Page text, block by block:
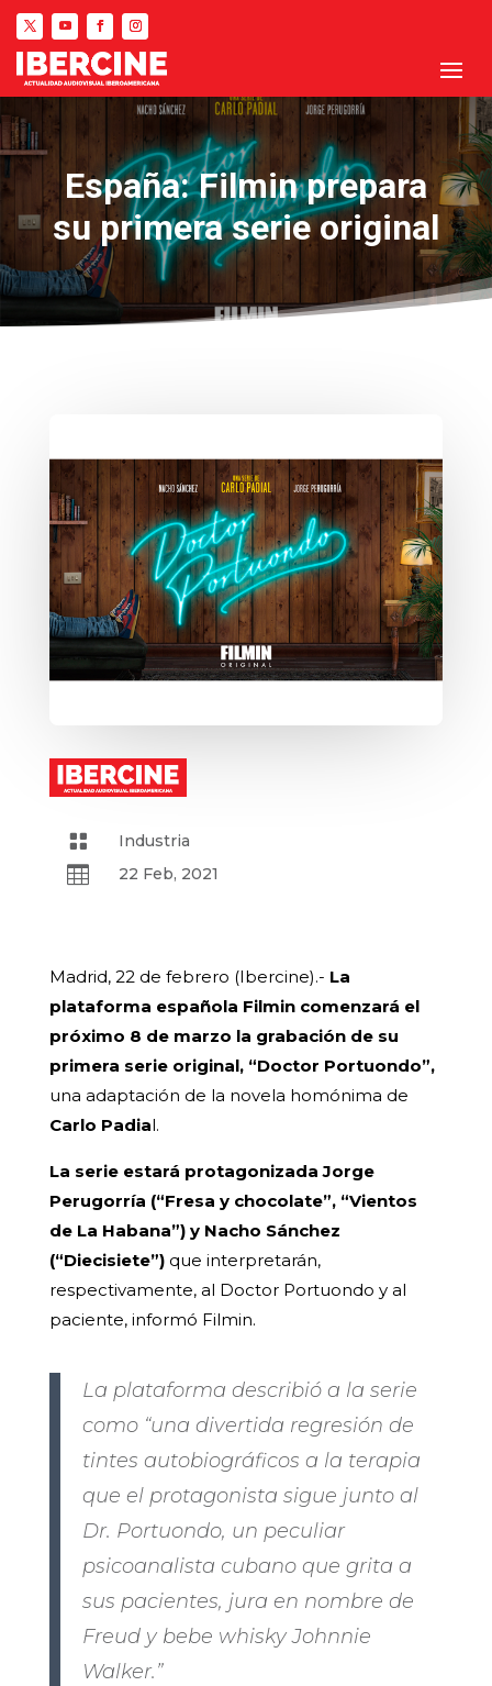
España: Filmin prepara
su primera serie original
 Industria
 22 Feb, 2021
Madrid, 22 de febrero (Ibercine).- La
plataforma española Filmin comenzará el
próximo 8 de marzo la grabación de su
primera serie original, “Doctor Portuondo”,
una adaptación de la novela homónima de
Carlo Padial.
La serie estará protagonizada Jorge
Perugorría (“Fresa y chocolate”, “Vientos
de La Habana”) y Nacho Sánchez
(“Diecisiete”)que interpretarán,
respectivamente, al Doctor Portuondo y al
paciente, informó Filmin.
La plataforma describió a la serie
como “una divertida regresión de
tintes autobiográficos a la terapia
que el protagonista sigue junto al
Dr. Portuondo, un peculiar
psicoanalista cubano que grita a
sus pacientes, jura en nombre de
Freud y bebe whisky Johnnie
Walker.”